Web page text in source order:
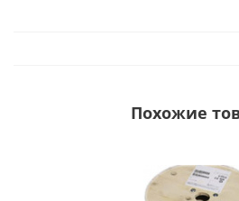
Похожие